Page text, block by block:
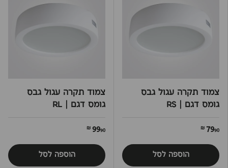
צמוד תקרה עגול גבס
גומס דגם | RS
7990 ₪
הוספה לסל
צמוד תקרה עגול גבס
גומס דגם | RL
9990 ₪
הוספה לסל